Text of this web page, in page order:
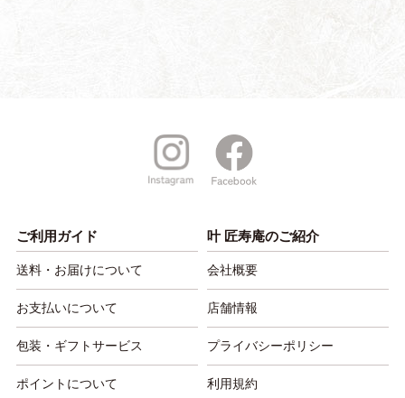
ご利用ガイド
送料・お届けについて
お支払いについて
包装・ギフトサービス
ポイントについて
叶 匠寿庵のご紹介
会社概要
店舗情報
プライバシーポリシー
利用規約